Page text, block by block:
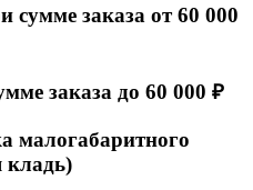
сумме заказа от 60 000
заказа до 60 000 ₽
малогабаритного
кладь)